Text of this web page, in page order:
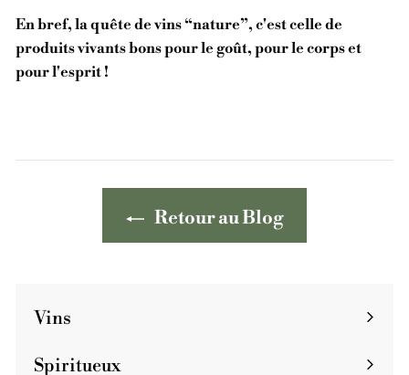
En bref, la quête de vins “nature”, c'est celle de
produits vivants bons pour le goût, pour le corps et
pour l'esprit !
Retour au Blog
Vins
Spiritueux